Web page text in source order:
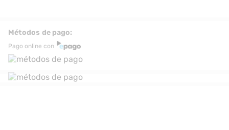
Métodos de pago:
Pago online con